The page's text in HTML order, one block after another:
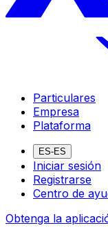
Particulares
Empresa
Plataforma
ES-ES
Iniciar sesión
Registrarse
Centro de
Obtenga la